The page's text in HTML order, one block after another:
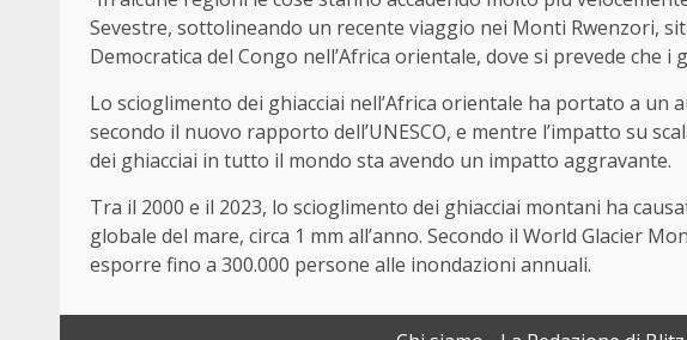
Sevestre, sottolineando un recente viaggio nei Monti Rwenzori,
Democratica del Congo nell’Africa orientale, dove si prevede che
Lo scioglimento dei ghiacciai nell’Africa orientale ha portato a un
secondo il nuovo rapporto dell’UNESCO, e mentre l’impatto su
dei ghiacciai in tutto il mondo sta avendo un impatto aggravante.
Tra il 2000 e il 2023, lo scioglimento dei ghiacciai montani ha
globale del mare, circa 1 mm all’anno. Secondo il World Glacier
esporre fino a 300.000 persone alle inondazioni annuali.